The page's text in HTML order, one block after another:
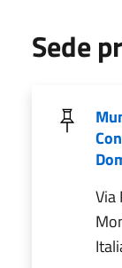
Sede
Via